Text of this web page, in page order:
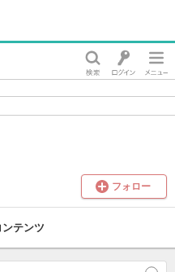
フォロー
ンテンツ